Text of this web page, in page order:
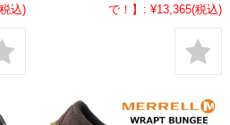
込)
で！】: ¥13,365(税込)